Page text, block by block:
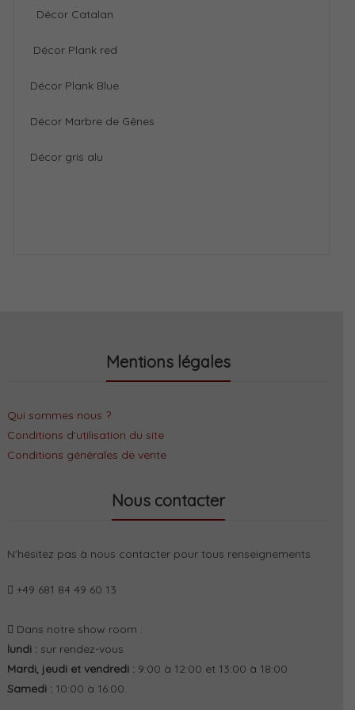
Décor Catalan
Décor Plank red
Décor Plank Blue
Décor Marbre de Gênes
Décor gris alu
Mentions légales
Qui sommes nous ?
Conditions d'utilisation du site
Conditions générales de vente
Nous contacter
N'hésitez pas à nous contacter pour tous renseignements.
+49 681 84 49 60 13
Dans notre show room :
lundi : sur rendez-vous
Mardi, jeudi et vendredi : 9:00 à 12:00 et 13:00 à 18:00
Samedi : 10:00 à 16:00.